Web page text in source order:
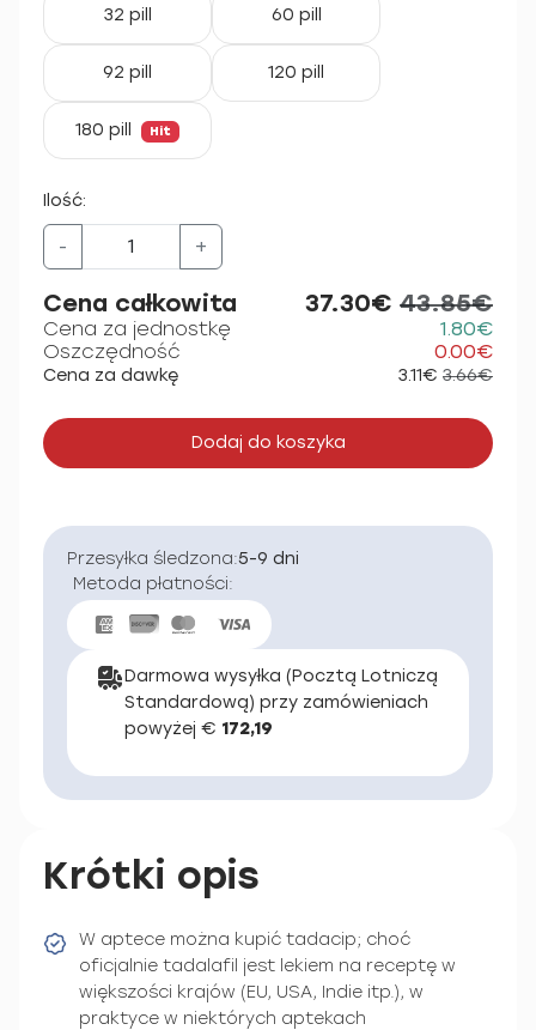
32 pill 60 pill
92 pill 120 pill
180 pill Hit
Ilość:
- +
Cena całkowita 37.30€ 43.85€
Cena za jednostkę
1.80€
Oszczędność
0.00€
Cena za dawkę 3.11€ 3.66€
Dodaj do koszyka
Przesyłka śledzona:5-9 dni
Metoda płatności:
Darmowa wysyłka (Pocztą Lotniczą
Standardową) przy zamówieniach
powyżej € 172,19
Krótki opis
W aptece można kupić tadacip; choć
oficjalnie tadalafil jest lekiem na receptę w
większości krajów (EU, USA, Indie itp.), w
praktyce w niektórych aptekach